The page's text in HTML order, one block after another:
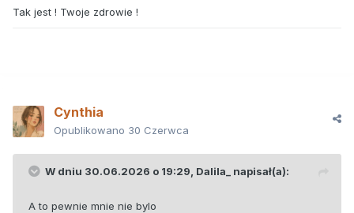
Tak jest ! Twoje zdrowie !
Cynthia
Opublikowano 30 Czerwca
W dniu 30.06.2026 o 19:29, Dalila_ napisał(a):
A to pewnie mnie nie bylo